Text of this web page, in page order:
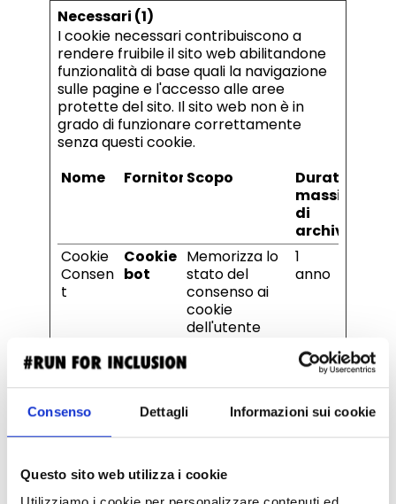
Consenso Dettagli Informazioni sui cookie
Questo sito web utilizza i cookie
Necessari (1)
I cookie necessari contribuiscono a
rendere fruibile il sito web abilitandone
funzionalità di base quali la navigazione
sulle pagine e l'accesso alle aree
protette del sito. Il sito web non è in
grado di funzionare correttamente
senza questi cookie.
Nome
FornitoreScopo
Durata
massima
di
Cookie
Consen
t
Cookie
bot
Memorizza lo
stato del
consenso ai
cookie
dell'utente
1
anno
Statistiche (2)
I cookie statistici aiutano i proprietari del
interagiscono con i siti raccogliendo e
trasmettendo informazioni in forma